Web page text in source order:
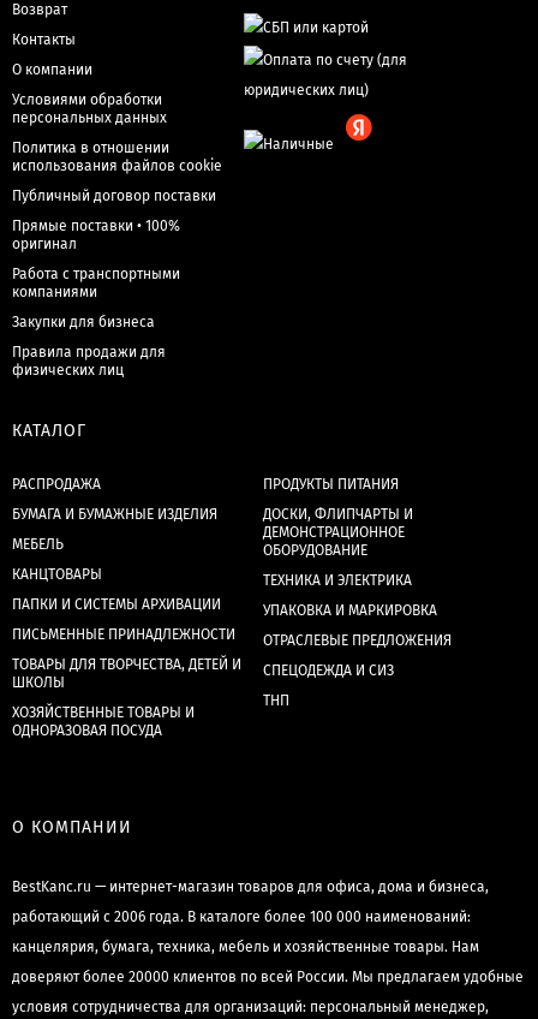
Возврат
Контакты
О компании
Условиями обработки
персональных данных
Политика в отношении
использования файлов cookie
Публичный договор поставки
Прямые поставки • 100%
оригинал
Работа с транспортными
компаниями
Закупки для бизнеса
Правила продажи для
физических лиц
КАТАЛОГ
РАСПРОДАЖА
БУМАГА И БУМАЖНЫЕ ИЗДЕЛИЯ
МЕБЕЛЬ
КАНЦТОВАРЫ
ПАПКИ И СИСТЕМЫ АРХИВАЦИИ
ПИСЬМЕННЫЕ ПРИНАДЛЕЖНОСТИ
ТОВАРЫ ДЛЯ ТВОРЧЕСТВА, ДЕТЕЙ И
ШКОЛЫ
ХОЗЯЙСТВЕННЫЕ ТОВАРЫ И
ОДНОРАЗОВАЯ ПОСУДА
ПРОДУКТЫ ПИТАНИЯ
ДОСКИ, ФЛИПЧАРТЫ И
ДЕМОНСТРАЦИОННОЕ
ОБОРУДОВАНИЕ
ТЕХНИКА И ЭЛЕКТРИКА
УПАКОВКА И МАРКИРОВКА
ОТРАСЛЕВЫЕ ПРЕДЛОЖЕНИЯ
СПЕЦОДЕЖДА И СИЗ
ТНП
О КОМПАНИИ
BestKanc.ru — интернет-магазин товаров для офиса, дома и бизнеса,
работающий с 2006 года. В каталоге более 100 000 наименований:
канцелярия, бумага, техника, мебель и хозяйственные товары. Нам
доверяют более 20000 клиентов по всей России. Мы предлагаем удобные
условия сотрудничества для организаций: персональный менеджер,